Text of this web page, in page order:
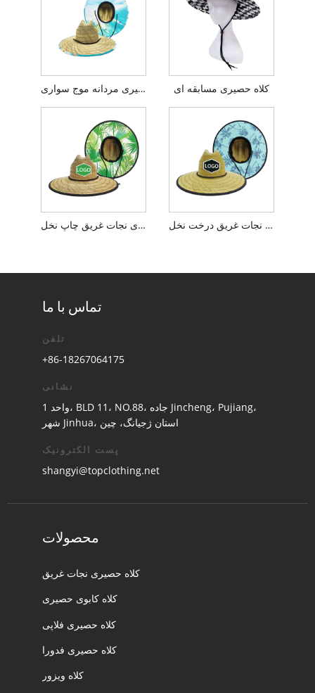
کلاه حصیری مردانه موج سواری کلاه حصیری مسابقه ای
کلاه حصیری نجات غریق چاپ نخل کلاه حصیری نجات غریق درخت نخل
تماس با ما
تلفن
+86-18267064175
نشانی
واحد 1، BLD 11، NO.88، جاده Jincheng، Pujiang،
شهر Jinhua، استان ژجیانگ، چین
پست الکترونیک
shangyi@topclothing.net
محصولات
کلاه حصیری نجات غریق
کلاه کابوی حصیری
کلاه حصیری فلاپی
کلاه حصیری فدورا
کلاه ویزور